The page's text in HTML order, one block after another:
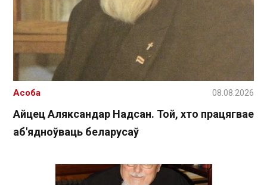
Айцец Аляксандар Надсан. Той, хто працягвае
аб'ядноўваць беларусаў
Асоба 08.08.2026